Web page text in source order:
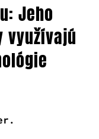
Jeho
využívajú